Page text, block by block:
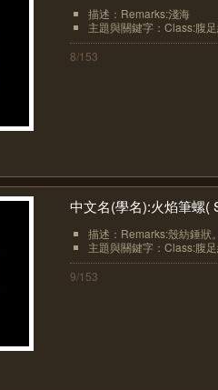
描述：Remarks:淺海
主題與關鍵字：Class:腹
8/153
中文名(學名):火焰筆螺(
描述：Remarks:殼紡錘狀
主題與關鍵字：Class:腹
9/153